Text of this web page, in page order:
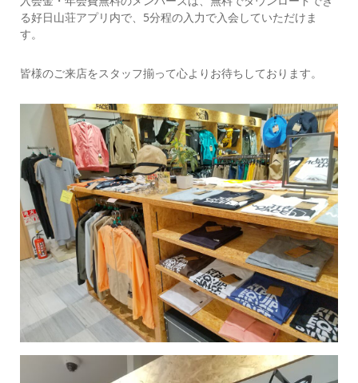
る好日山荘アプリ内で、5分程の入力で入会していただけま
す。
皆様のご来店をスタッフ揃って心よりお待ちしております。